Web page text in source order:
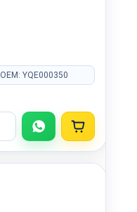
OEM: YQE000350